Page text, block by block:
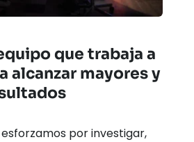
que trabaja a
alcanzar mayores y
por investigar,